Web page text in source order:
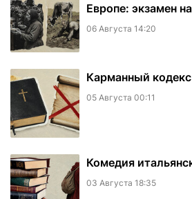
Европе: экзамен
06 Августа 14:20
Карманный
05 Августа 00:11
Комедия
03 Августа 18:35